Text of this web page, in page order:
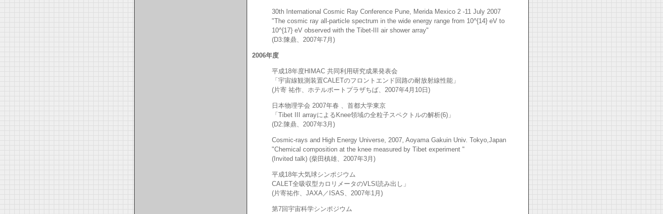
30th International Cosmic Ray Conference Pune, Merida Mexico 2 -11 July 2007
"The cosmic ray all-particle spectrum in the wide energy range from 10^{14} eV to
10^{17} eV observed with the Tibet-III air shower array"
(D3:陳鼎、2007年7月)
2006年度
平成18年度HIMAC 共同利用研究成果発表会
「宇宙線観測装置CALETのフロントエンド回路の耐放射線性能」
(片寄 祐作、ホテルポートプラザちば、2007年4月10日)
日本物理学会 2007年春 、首都大学東京
「Tibet III arrayによるKnee領域の全粒子スペクトルの解析(6)」
(D2:陳鼎、2007年3月)
Cosmic-rays and High Energy Universe, 2007, Aoyama Gakuin Univ. Tokyo,Japan
"Chemical composition at the knee measured by Tibet experiment "
(Invited talk) (柴田槙雄、2007年3月)
平成18年大気球シンポジウム
CALET全吸収型カロリメータのVLSI読み出し」
(片寄祐作、JAXA／ISAS、2007年1月)
第7回宇宙科学シンポジウム